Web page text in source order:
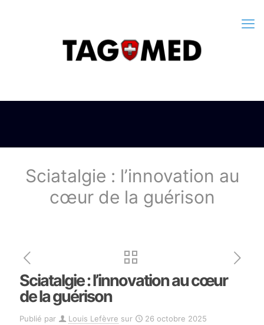
Sciatalgie : l’innovation au
cœur de la guérison
Sciatalgie : l’innovation au cœur
de la guérison
Publié par Louis Lefèvre sur 26 octobre 2025